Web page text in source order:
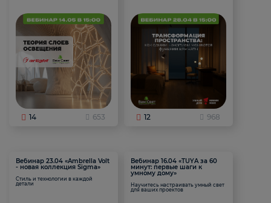
14 653 12 968
Вебинар 23.04 «Ambrella Volt
- новая коллекция Sigma»
Стиль и технологии в каждой
детали
Вебинар 16.04 «TUYA за 60
минут: первые шаги к
умному дому»
Научитесь настраивать умный свет
для ваших проектов